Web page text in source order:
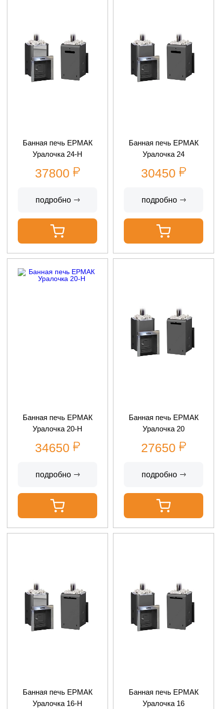
Банная печь ЕРМАК
Уралочка 24-Н
37800
подробно
Банная печь ЕРМАК
Уралочка 24
30450
подробно
Банная печь ЕРМАК
Уралочка 20-Н
34650
подробно
Банная печь ЕРМАК
Уралочка 20
27650
подробно
Банная печь ЕРМАК
Уралочка 16-Н
Банная печь ЕРМАК
Уралочка 16